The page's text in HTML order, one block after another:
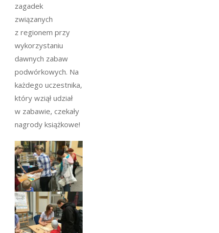
zagadek
związanych
z regionem przy
wykorzystaniu
dawnych zabaw
podwórkowych. Na
każdego uczestnika,
który wziął udział
w zabawie, czekały
nagrody książkowe!